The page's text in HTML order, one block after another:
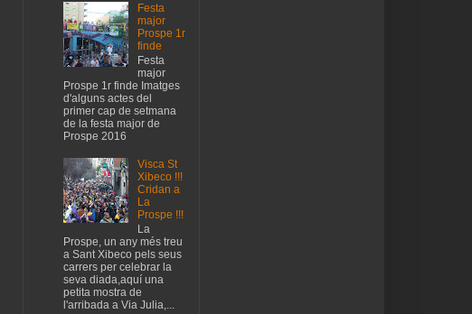
Festa
major
Prospe 1r
finde
Festa
major
Prospe 1r finde Imatges
d'alguns actes del
primer cap de setmana
de la festa major de
Prospe 2016
Visca St
Xibeco !!!
Cridan a
La
Prospe !!!
La
Prospe, un any més treu
a Sant Xibeco pels seus
carrers per celebrar la
seva diada,aquí una
petita mostra de
l'arribada a Via Julia,...